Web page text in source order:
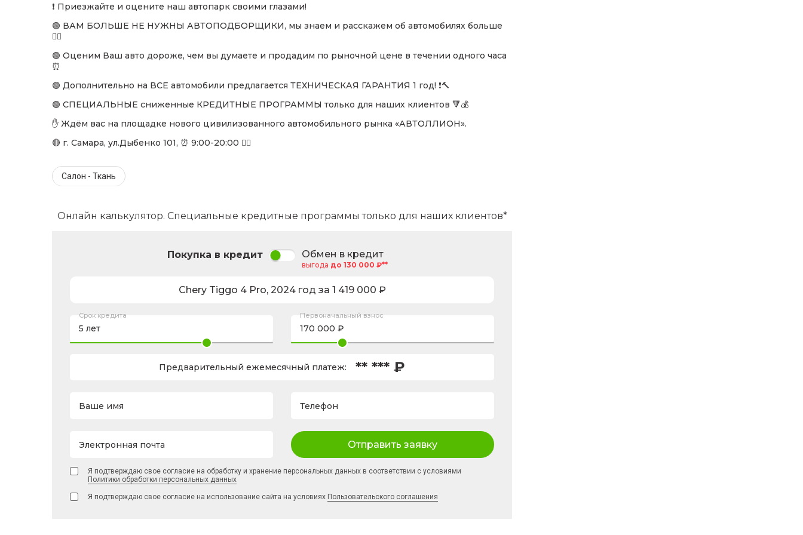
❗ Приезжайте и оцените наш автопарк своими глазами!
🟢 ВАМ БОЛЬШЕ НЕ НУЖНЫ АВТОПОДБОРЩИКИ, мы знаем и расскажем об автомобилях больше
👌🏻
🟢 Оценим Ваш авто дороже, чем вы думаете и продадим по рыночной цене в течении одного часа
⏰
🟢 Дополнительно на ВСЕ автомобили предлагается ТЕХНИЧЕСКАЯ ГАРАНТИЯ 1 год! ❗🔨
🟢 СПЕЦИАЛЬНЫЕ сниженные КРЕДИТНЫЕ ПРОГРАММЫ только для наших клиентов 🔻💰
✋ Ждём вас на площадке нового цивилизованного автомобильного рынка «АВТОЛЛИОН».
🔴 г. Самара, ул.Дыбенко 101, ⏰ 9:00-20:00 👌🏻
Салон - Ткань
Онлайн калькулятор. Специальные кредитные программы только для наших клиентов*
Покупка в кредит Обмен в кредит
выгода до 130 000 ₽**
Chery Tiggo 4 Pro, 2024год за 1 419 000 ₽
Срок кредита Первоначальный взнос
Предварительный ежемесячный платеж: ** *** ₽
Ваше имя Телефон
Электронная почта Отправить заявку
Я подтверждаю свое согласие на обработку и хранение персональных данных в соответствии с условиями
Политики обработки персональных данных
Я подтверждаю свое согласие на использование сайта на условиях Пользовательского соглашения